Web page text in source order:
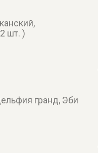
шт. )
гранд, Эби